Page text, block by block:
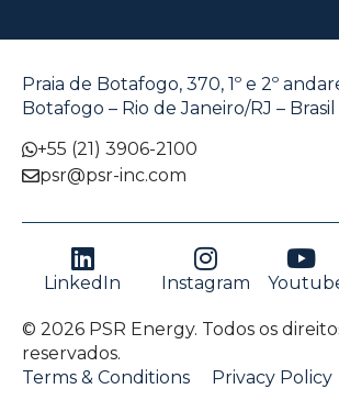
Praia de Botafogo, 370, 1º e 2º
Botafogo – Rio de Janeiro/RJ – Brasil
+55 (21) 3906-2100
psr@psr-inc.com
LinkedIn Instagram
© 2026 PSR Energy. Todos os
reservados.
Terms & Conditions
Privacy Policy